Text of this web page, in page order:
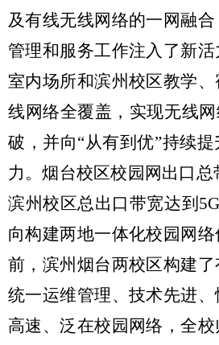
及有线无线网络的一网融合
管理和服务工作注入了新
室内场所和滨州校区教学
线网络全覆盖，实现无线
破，并向“从有到优”持续
力。烟台校区校园网出口总
滨州校区总出口带宽达到
向构建两地一体化校园网
前，滨州烟台两校区构建了
统一运维管理、技术先进
高速、泛在校园网络，全